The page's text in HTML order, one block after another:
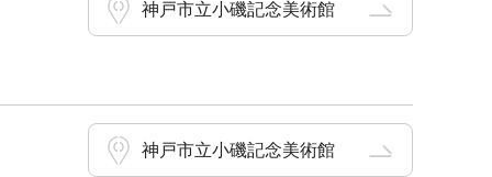
神戸市立小磯記念美術館
神戸市立小磯記念美術館